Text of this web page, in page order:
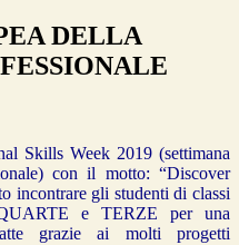
DELLA
Skills Week 2019 (settimana
con il motto: “Discover
incontrare gli studenti di classi
e TERZE per una
grazie ai molti progetti